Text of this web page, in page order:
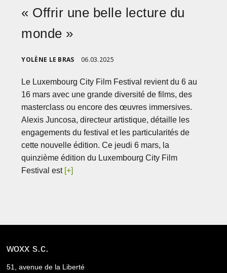
« Offrir une belle lecture du
monde »
YOLÈNE LE BRAS 06.03.2025
Le Luxembourg City Film Festival revient du 6 au
16 mars avec une grande diversité de films, des
masterclass ou encore des œuvres immersives.
Alexis Juncosa, directeur artistique, détaille les
engagements du festival et les particularités de
cette nouvelle édition. Ce jeudi 6 mars, la
quinzième édition du Luxembourg City Film
Festival est [+]
woxx s.c.
51, avenue de la Liberté